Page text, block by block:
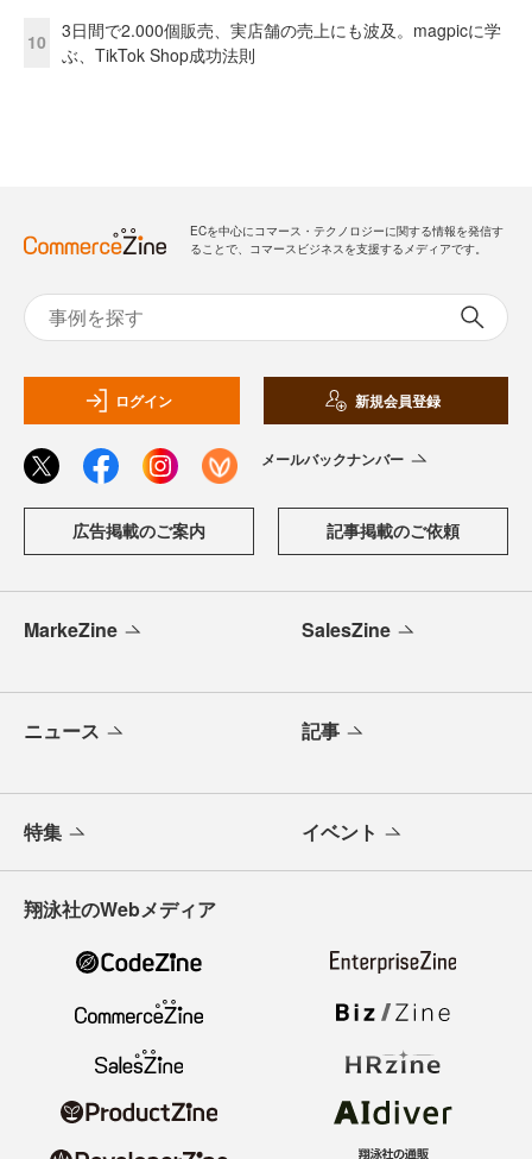
10
3日間で2.000個販売、実店舗の売上にも波及。magpicに学
ぶ、TikTok Shop成功法則
ECを中心にコマース・テクノロジーに関する情報を発信す
ることで、コマースビジネスを支援するメディアです。
ログイン 新規会員登録
メールバックナンバー
広告掲載のご案内 記事掲載のご依頼
MarkeZine SalesZine
ニュース 記事
特集 イベント
翔泳社のWebメディア